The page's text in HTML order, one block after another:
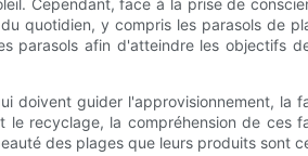
Cependant, face à la prise de
quotidien, y compris les parasols de
parasols afin d'atteindre les objectifs
doivent guider l'approvisionnement,
recyclage, la compréhension de
des plages que leurs produits sont